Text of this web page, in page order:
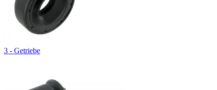
3 - Getriebe